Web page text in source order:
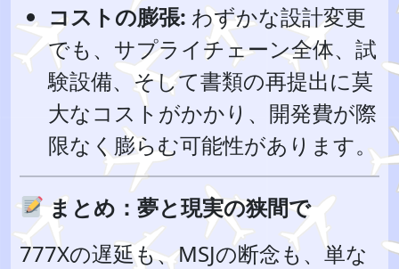
コストの膨張: わずかな設計変更
でも、サプライチェーン全体、試
験設備、そして書類の再提出に莫
大なコストがかかり、開発費が際
限なく膨らむ可能性があります。
まとめ：夢と現実の狭間で
777Xの遅延も、MSJの断念も、単な